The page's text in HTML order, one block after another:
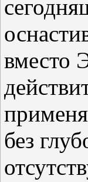
вместо
без